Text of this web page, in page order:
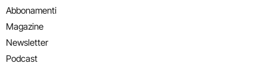
Abbonamenti
Magazine
Newsletter
Podcast